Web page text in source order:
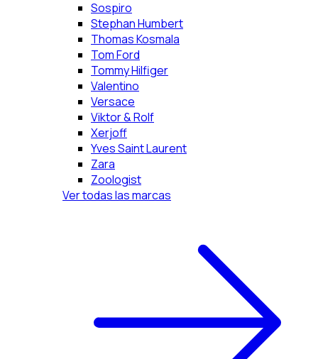
Sospiro
Stephan Humbert
Thomas Kosmala
Tom Ford
Tommy Hilfiger
Valentino
Versace
Viktor & Rolf
Xerjoff
Yves Saint Laurent
Zara
Zoologist
Ver todas las marcas